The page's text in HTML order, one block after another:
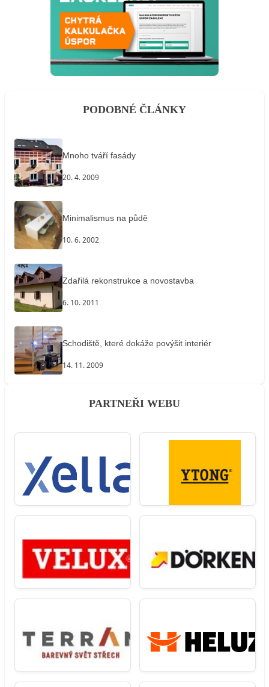
PODOBNÉ ČLÁNKY
Mnoho tváří fasády
20. 4. 2009
Minimalismus na půdě
10. 6. 2002
Zdařilá rekonstrukce a novostavba
6. 10. 2011
Schodiště, které dokáže povýšit interiér
14. 11. 2009
PARTNEŘI WEBU